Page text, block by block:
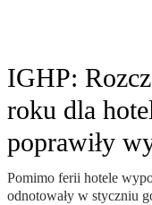
IGHP:
roku dla
poprawiły
Pomimo ferii hotele
odnotowały w styczniu